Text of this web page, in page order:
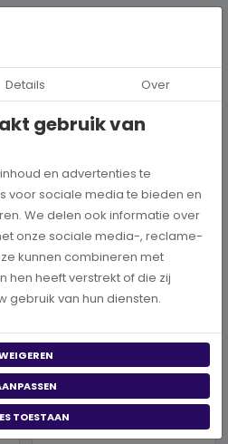
Details Over
gebruik van
en advertenties te
voor sociale media te bieden en
We delen ook informatie over
onze sociale media-, reclame-
kunnen combineren met
hen heeft verstrekt of die zij
gebruik van hun diensten.
TOESTAAN